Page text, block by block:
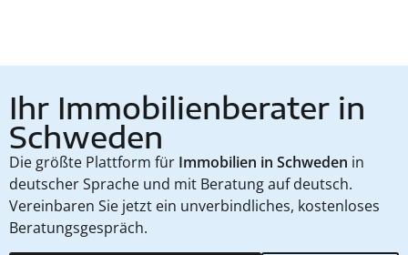
Ihr Immobilienberater in
Schweden
Die größte Plattform für Immobilien in Schweden in
deutscher Sprache und mit Beratung auf deutsch.
Vereinbaren Sie jetzt ein unverbindliches, kostenloses
Beratungsgespräch.